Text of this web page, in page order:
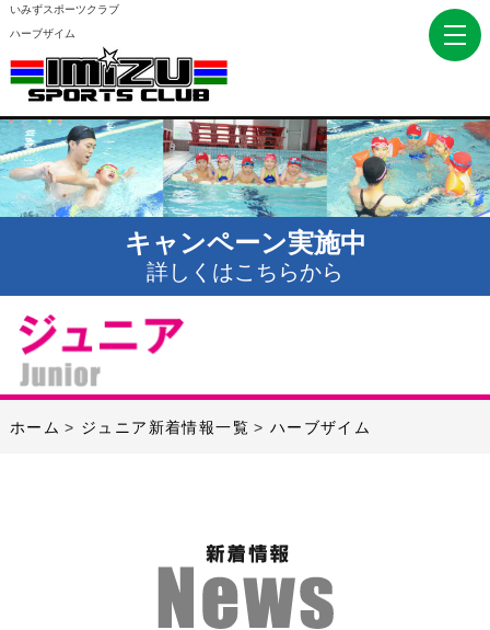
いみずスポーツクラブ
ハーブザイム
キャンペーン実施中
詳しくはこちらから
ホーム ジュニア新着情報一覧 ハーブザイム